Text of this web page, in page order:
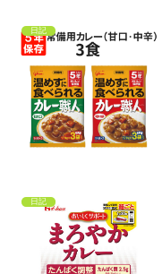
日記
日記